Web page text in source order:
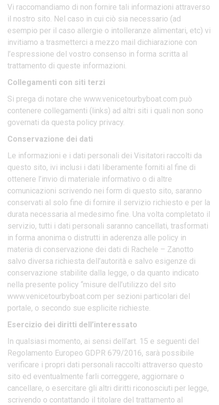
Vi raccomandiamo di non fornire tali informazioni attraverso
il nostro sito. Nel caso in cui ciò sia necessario (ad
esempio per il caso allergie o intolleranze alimentari, etc) vi
invitiamo a trasmetterci a mezzo mail dichiarazione con
l’espressione del vostro consenso in forma scritta al
trattamento di queste informazioni.
Collegamenti con siti terzi
Si prega di notare che www.venicetourbyboat.com può
contenere collegamenti (links) ad altri siti i quali non sono
governati da questa policy privacy.
Conservazione dei dati
Le informazioni e i dati personali dei Visitatori raccolti da
questo sito, ivi inclusi i dati liberamente forniti al fine di
ottenere l’invio di materiale informativo o di altre
comunicazioni scrivendo nei form di questo sito, saranno
conservati al solo fine di fornire il servizio richiesto e per la
durata necessaria al medesimo fine. Una volta completato il
servizio, tutti i dati personali saranno cancellati, trasformati
in forma anonima o distrutti in aderenza alle policy in
materia di conservazione dei dati di Rachele – Zanotto
salvo diversa richiesta dell’autorità e salvo esigenze di
conservazione stabilite dalla legge, o da quanto indicato
nella presente policy “misure dell’utilizzo del sito
www.venicetourbyboat.com per sezioni particolari del
portale, o secondo sue esplicite richieste.
Esercizio dei diritti dell’interessato
In qualsiasi momento, ai sensi dell’art. 15 e seguenti del
Regolamento Europeo GDPR 679/2016, sarà possibile
verificare i propri dati personali raccolti attraverso questo
sito ed eventualmente farli correggere, aggiornare o
cancellare, o esercitare gli altri diritti riconosciuti per legge,
scrivendo o contattando il titolare del trattamento al